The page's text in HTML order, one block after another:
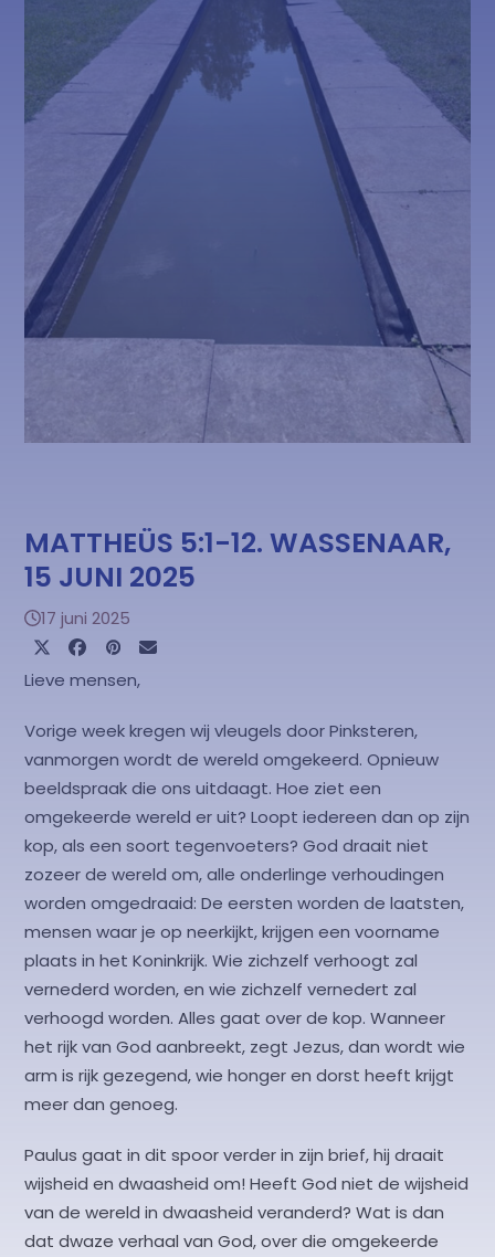
MATTHEÜS 5:1-12. WASSENAAR,
15 JUNI 2025
17 juni 2025
Lieve mensen,
Vorige week kregen wij vleugels door Pinksteren,
vanmorgen wordt de wereld omgekeerd. Opnieuw
beeldspraak die ons uitdaagt. Hoe ziet een
omgekeerde wereld er uit? Loopt iedereen dan op zijn
kop, als een soort tegenvoeters? God draait niet
zozeer de wereld om, alle onderlinge verhoudingen
worden omgedraaid: De eersten worden de laatsten,
mensen waar je op neerkijkt, krijgen een voorname
plaats in het Koninkrijk. Wie zichzelf verhoogt zal
vernederd worden, en wie zichzelf vernedert zal
verhoogd worden. Alles gaat over de kop. Wanneer
het rijk van God aanbreekt, zegt Jezus, dan wordt wie
arm is rijk gezegend, wie honger en dorst heeft krijgt
meer dan genoeg.
Paulus gaat in dit spoor verder in zijn brief, hij draait
wijsheid en dwaasheid om! Heeft God niet de wijsheid
van de wereld in dwaasheid veranderd? Wat is dan
dat dwaze verhaal van God, over die omgekeerde